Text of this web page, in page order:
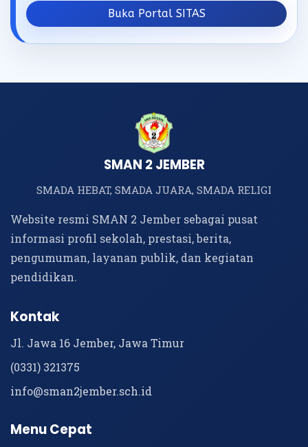
Buka Portal SITAS
SMAN 2 JEMBER
SMADA HEBAT, SMADA JUARA, SMADA RELIGI
Website resmi SMAN 2 Jember sebagai pusat
informasi profil sekolah, prestasi, berita,
pengumuman, layanan publik, dan kegiatan
pendidikan.
Kontak
Jl. Jawa 16 Jember, Jawa Timur
(0331) 321375
info@sman2jember.sch.id
Menu Cepat